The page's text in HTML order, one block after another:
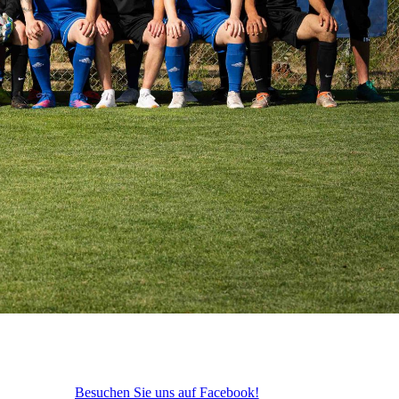
Besuchen Sie uns auf Facebook!